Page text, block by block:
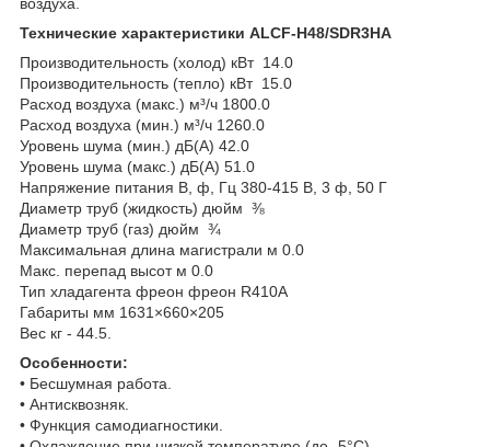
Технические характеристики ALCF-H48/SDR3HA
Производительность (холод) кВт 14.0
Производительность (тепло) кВт 15.0
Расход воздуха (макс.) м³/ч 1800.0
Расход воздуха (мин.) м³/ч 1260.0
Уровень шума (мин.) дБ(А) 42.0
Уровень шума (макс.) дБ(А) 51.0
Напряжение питания В, ф, Гц 380-415 В, 3 ф, 50 Г
Диаметр труб (жидкость) дюйм ⅜
Диаметр труб (газ) дюйм ¾
Максимальная длина магистрали м 0.0
Макс. перепад высот м 0.0
Тип хладагента фреон фреон R410A
Габариты мм 1631×660×205
Вес кг - 44.5.
Особенности:
• Бесшумная работа.
• Антисквозняк.
• Функция самодиагностики.